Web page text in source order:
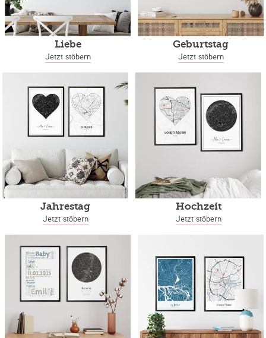
Liebe
Jetzt stöbern
Geburtstag
Jetzt stöbern
Jahrestag
Jetzt stöbern
Hochzeit
Jetzt stöbern